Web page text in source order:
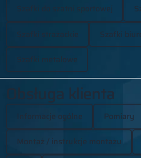
Szafki do szatni sportowej
Szafki strażackie Szafki
Szafki metalowe
Obsługa klienta
Informacje ogólne Pomiary
Montaż / instrukcje montażu